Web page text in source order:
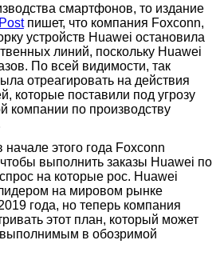
смартфонов, то издание
пишет, что компания Foxconn,
устройств Huawei остановила
линий, поскольку Huawei
По всей видимости, так
отреагировать на действия
которые поставили под угрозу
компании по производству
начале этого года Foxconn
выполнить заказы Huawei по
на которые рос. Huawei
на мировом рынке
года, но теперь компания
этот план, который может
в обозримой